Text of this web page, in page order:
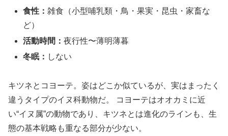
食性：雑食（小型哺乳類・鳥・果実・昆虫・家畜な
ど）
活動時間：夜行性〜薄明薄暮
冬眠： しない
キツネとコヨーテ。姿はどこか似ているが、実はまったく
違うタイプのイヌ科動物だ。 コヨーテはオオカミに近
い“イヌ属”の動物であり、キツネとは進化のラインも、生
態の基本戦略も重なる部分が少ない。